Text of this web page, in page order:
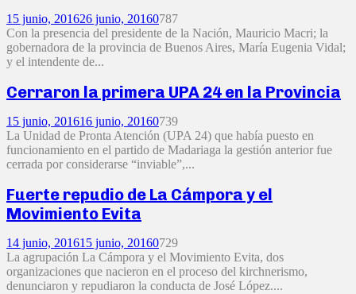
15 junio, 201626 junio, 20160787
Con la presencia del presidente de la Nación, Mauricio Macri; la
gobernadora de la provincia de Buenos Aires, María Eugenia Vidal;
y el intendente de...
Cerraron la primera UPA 24 en la Provincia
15 junio, 201616 junio, 20160739
La Unidad de Pronta Atención (UPA 24) que había puesto en
funcionamiento en el partido de Madariaga la gestión anterior fue
cerrada por considerarse “inviable”,...
Fuerte repudio de La Cámpora y el
Movimiento Evita
14 junio, 201615 junio, 20160729
La agrupación La Cámpora y el Movimiento Evita, dos
organizaciones que nacieron en el proceso del kirchnerismo,
denunciaron y repudiaron la conducta de José López....